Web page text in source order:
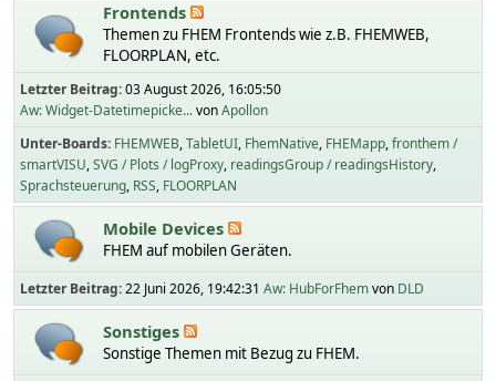
Frontends
Themen zu FHEM Frontends wie z.B. FHEMWEB,
FLOORPLAN, etc.
Letzter Beitrag:03 August 2026, 16:05:50
Aw: Widget-Datetimepicke...vonApollon
Unter-Boards FHEMWEB TabletUI FhemNative FHEMapp fronthem /
smartVISU SVG / Plots / logProxy readingsGroup / readingsHistory
Sprachsteuerung RSS FLOORPLAN
Mobile Devices
FHEM auf mobilen Geräten.
Letzter Beitrag:22 Juni 2026, 19:42:31 Aw: HubForFhemvon DLD
Sonstiges
Sonstige Themen mit Bezug zu FHEM.